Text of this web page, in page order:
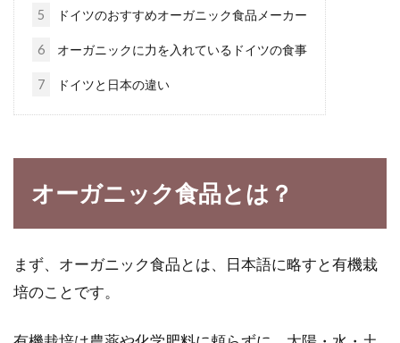
皆さんはパンを作る派ですか？買う派ですか？
自分でパンを作ると、メリットがたくさんあり
ます。...
脂肪酸を禁止にしたの？
の食品への添加を原則全面禁止にしました。こ
5 ドイツのおすすめオーガニック食品メーカー
6 オーガニックに力を入れているドイツの食事
7 ドイツと日本の違い
オーガニック食品とは？
まず、オーガニック食品とは、日本語に略すと有機栽
培のことです。